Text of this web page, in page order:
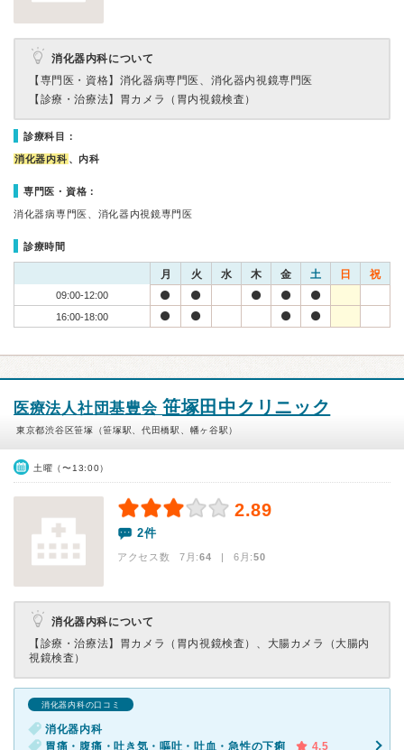
消化器内科について
【専門医・資格】 消化器病専門医、消化器内視鏡専門医
【診療・治療法】 胃カメラ（胃内視鏡検査）
診療科目：
消化器内科 、内科
専門医・資格：
消化器病専門医、消化器内視鏡専門医
診療時間
月 火 水 木 金 土 日 祝
09:00-12:00
16:00-18:00
医療法人社団基豊会 笹塚田中クリニック
東京都渋谷区笹塚（笹塚駅、代田橋駅、幡ヶ谷駅）
土曜（〜13:00）
2.89
2件
アクセス数 7月:64 | 6月:50
消化器内科について
【診療・治療法】 胃カメラ（胃内視鏡検査）、大腸カメラ（大腸内
視鏡検査）
消化器内科の口コミ
消化器内科
胃痛・腹痛・吐き気・嘔吐・吐血・急性の下痢
4.5